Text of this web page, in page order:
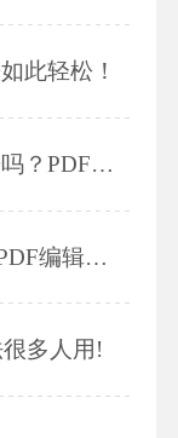
此轻松！
，值得收藏！
辑技巧
多人用!